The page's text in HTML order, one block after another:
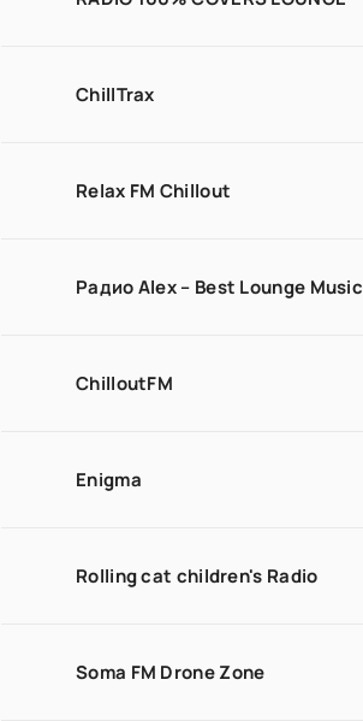
ChillTrax
Relax FM Chillout
Радио Alex – Best Lounge Music
ChilloutFM
Enigma
Rolling cat children's Radio
Soma FM Drone Zone